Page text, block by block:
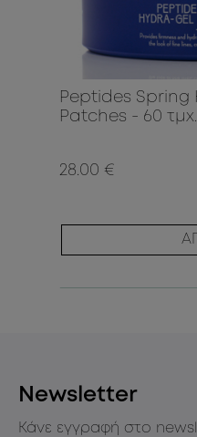
Peptides Spring
Patches - 60 τμχ.
28.00 €
Newsletter
Κάνε εγγραφή στο